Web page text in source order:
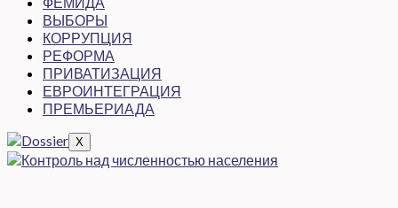
ВЫБОРЫ
КОРРУПЦИЯ
РЕФОРМА
ПРИВАТИЗАЦИЯ
ЕВРОИНТЕГРАЦИЯ
ПРЕМЬЕРИАДА
X